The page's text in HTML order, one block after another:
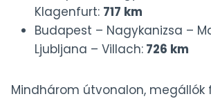
Klagenfurt: 717 km
Budapest – Nagykanizsa –
Ljubljana – Villach: 726 km
Mindhárom útvonalon,